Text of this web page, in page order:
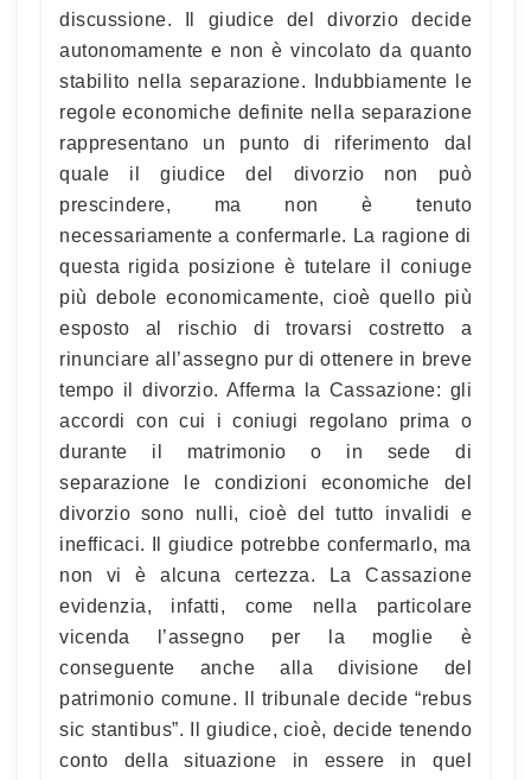
discussione. Il giudice del divorzio decide
autonomamente e non è vincolato da quanto
stabilito nella separazione. Indubbiamente le
regole economiche definite nella separazione
rappresentano un punto di riferimento dal
quale il giudice del divorzio non può
prescindere, ma non è tenuto
necessariamente a confermarle. La ragione di
questa rigida posizione è tutelare il coniuge
più debole economicamente, cioè quello più
esposto al rischio di trovarsi costretto a
rinunciare all’assegno pur di ottenere in breve
tempo il divorzio. Afferma la Cassazione: gli
accordi con cui i coniugi regolano prima o
durante il matrimonio o in sede di
separazione le condizioni economiche del
divorzio sono nulli, cioè del tutto invalidi e
inefficaci. Il giudice potrebbe confermarlo, ma
non vi è alcuna certezza. La Cassazione
evidenzia, infatti, come nella particolare
vicenda l’assegno per la moglie è
conseguente anche alla divisione del
patrimonio comune. Il tribunale decide “rebus
sic stantibus”. Il giudice, cioè, decide tenendo
conto della situazione in essere in quel